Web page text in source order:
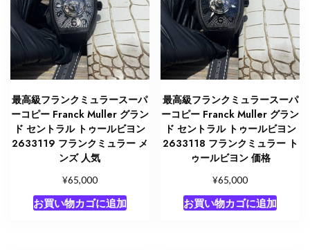
最高級フランクミュラースーパ
ーコピー Franck Muller グラン
ド セントラル トゥールビヨン
2633119 フランクミュラー メ
ンズ 人気
¥65,000
お買い物カゴに追加
最高級フランクミュラースーパ
ーコピー Franck Muller グラン
ド セントラル トゥールビヨン
2633118 フランクミュラー ト
ゥールビヨン 価格
¥65,000
お買い物カゴに追加